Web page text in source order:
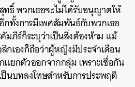
ธิ์ พวกเธอจะไม่ได้รับอนุญาตให้
กทั้งการมีเพศสัมพันธ์กับพวกเธอ
มภีร์ก็ระบุว่าเป็นสิ่งต้องห้าม แม้
กเองก็ถือว่าผู้หญิงมีประจำเดือน
ยกตัวออกจากกลุ่ม เพราะเชื่อกัน
ป็นบทลงโทษสำหรับการประพฤติ